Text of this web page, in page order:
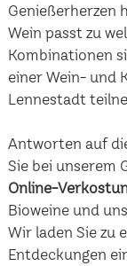
Genießerherzen
Wein passt zu
Kombinationen
einer Wein- und
Lennestadt
Antworten auf
Sie bei unserem
Online-
Bioweine und
Wir laden Sie zu
Entdeckungen